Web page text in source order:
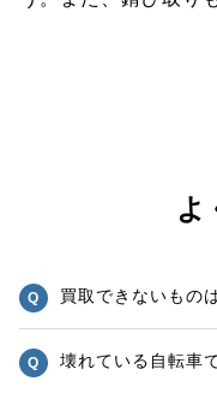
よ
買取できないもの
壊れている自転車